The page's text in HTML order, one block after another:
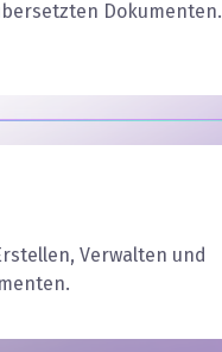
Dokumenten.
Verwalten und